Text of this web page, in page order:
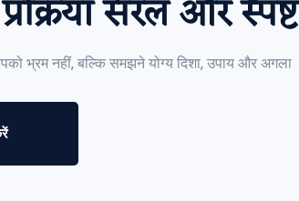
सरल और स्पष्ट
भ्रम नहीं, बल्कि समझने योग्य दिशा, उपाय और अगला